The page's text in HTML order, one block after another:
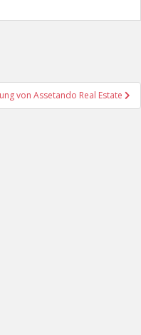
von Assetando Real Estate